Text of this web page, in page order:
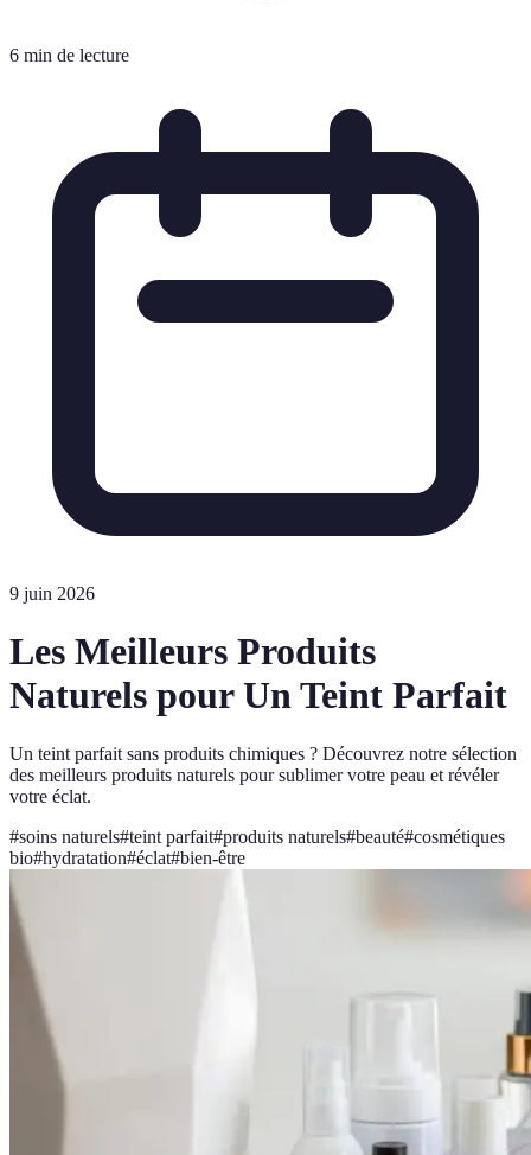
6 min de lecture
9 juin 2026
Les Meilleurs Produits
Naturels pour Un Teint Parfait
Un teint parfait sans produits chimiques ? Découvrez notre sélection
des meilleurs produits naturels pour sublimer votre peau et révéler
votre éclat.
#soins naturels#teint parfait#produits naturels#beauté#cosmétiques
bio#hydratation#éclat#bien-être